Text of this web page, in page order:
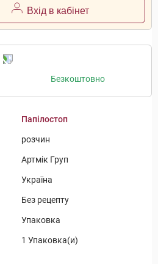
Вхід в кабінет
Безкоштовно
Папілостоп
розчин
Артмік Груп
Україна
Без рецепту
Упаковка
1 Упаковка(и)